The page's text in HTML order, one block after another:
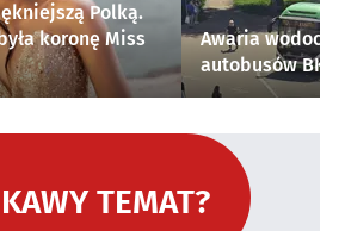
Polką.
koronę Miss
Awaria
autobusów
TEMAT?